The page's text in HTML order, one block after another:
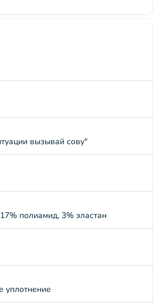
вызывай сову"
полиамид, 3% эластан
уплотнение